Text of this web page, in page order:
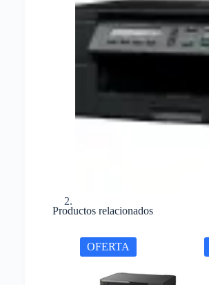
Productos relacionados
OFERTA